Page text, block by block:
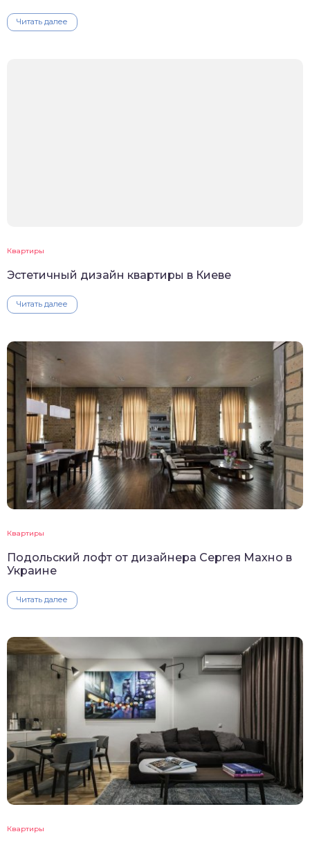
Читать далее
Квартиры
Эстетичный дизайн квартиры в Киеве
Читать далее
Квартиры
Подольский лофт от дизайнера Сергея Махно в
Украине
Читать далее
Квартиры